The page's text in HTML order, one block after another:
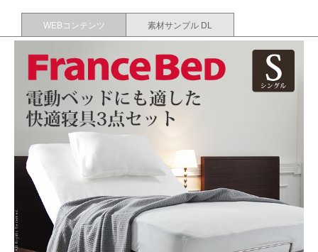
WEBコンテンツ 素材サンプル DL